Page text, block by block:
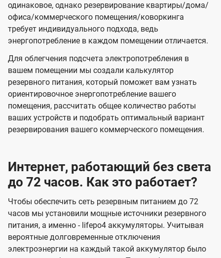
одинаковое, однако резервирование квартиры/дома/
офиса/коммерческого помещения/коворкинга
требует индивидуального подхода, ведь
энергопотребление в каждом помещении отличается.
Для облегчения подсчета электропотребления в
вашем помещении мы создали калькулятор
резервного питания, который поможет вам узнать
ориентировочное энергопотребление вашего
помещения, рассчитать общее количество работы
ваших устройств и подобрать оптимальный вариант
резервирования вашего коммерческого помещения.
Интернет, работающий без света
до 72 часов. Как это работает?
Чтобы обеспечить сеть резервным питанием до 72
часов мы установили мощные источники резервного
питания, а именно - lifepo4 аккумуляторы. Учитывая
вероятные долговременные отключения
электроэнергии на каждый такой аккумулятор было